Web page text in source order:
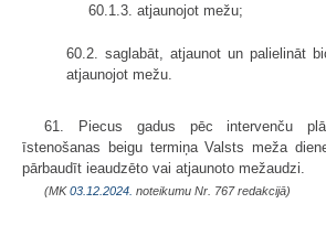
60.1.3. atjaunojot mežu;
60.2. saglabāt, atjaunot un palielināt
atjaunojot mežu.
61. Piecus gadus pēc intervenču
īstenošanas beigu termiņa Valsts meža
pārbaudīt ieaudzēto vai atjaunoto mežaudzi.
(MK03.12.2024. noteikumu Nr. 767 redakcijā)